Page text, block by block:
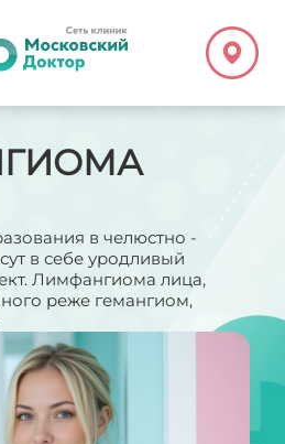
в челюстно -
в себе уродливый
Лимфангиома лица,
реже гемангиом,